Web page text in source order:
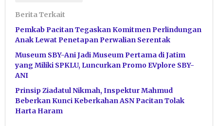
Berita Terkait
Pemkab Pacitan Tegaskan Komitmen Perlindungan
Anak Lewat Penetapan Perwalian Serentak
Museum SBY-Ani Jadi Museum Pertama di Jatim
yang Miliki SPKLU, Luncurkan Promo EVplore SBY-
ANI
Prinsip Ziadatul Nikmah, Inspektur Mahmud
Beberkan Kunci Keberkahan ASN Pacitan Tolak
Harta Haram